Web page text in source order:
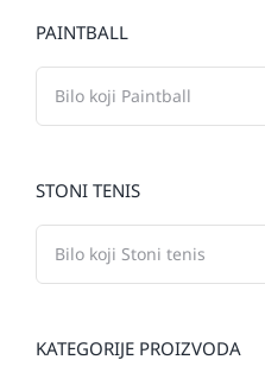
PAINTBALL
STONI TENIS
KATEGORIJE PROIZVODA